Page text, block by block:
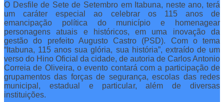
O Desfile de Sete de Setembro em Itabuna, neste ano, terá
um caráter especial ao celebrar os 115 anos de
emancipação política do município e homenagear
personagens atuais e históricos, em uma inovação da
gestão do prefeito Augusto Castro (PSD). Com o tema
“Itabuna, 115 anos sua glória, sua história”, extraído de um
verso do Hino Oficial da cidade, de autoria de Carlos Antonio
Correia de Oliveira, o evento contará com a participação de
grupamentos das forças de segurança, escolas das redes
municipal, estadual e particular, além de diversas
instituições.